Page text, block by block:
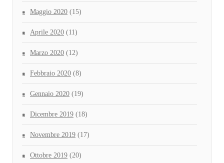
Maggio 2020 (15)
Aprile 2020 (11)
Marzo 2020 (12)
Febbraio 2020 (8)
Gennaio 2020 (19)
Dicembre 2019 (18)
Novembre 2019 (17)
Ottobre 2019 (20)